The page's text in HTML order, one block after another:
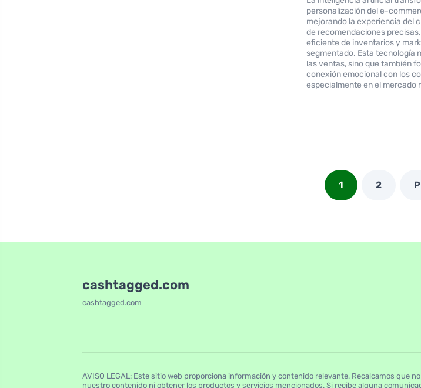
personalización del e-
mejorando la experiencia del
de recomendaciones
eficiente de inventarios y
segmentado. Esta tecnología
las ventas, sino que también
conexión emocional con los
especialmente en el mercado
1 2
cashtagged.com
cashtagged.com
AVISO LEGAL: Este sitio web proporciona información y contenido relevante. Recalcamos que
nuestro contenido ni obtener los productos y servicios mencionados. Si recibe alguna